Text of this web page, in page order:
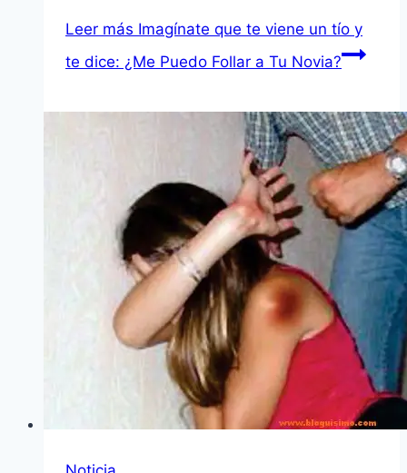
Leer más Imagínate que te viene un tío y
te dice: ¿Me Puedo Follar a Tu Novia?